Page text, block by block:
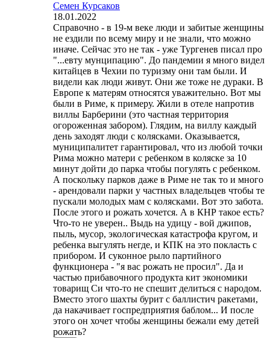
Семен Курсаков
18.01.2022
Справочно - в 19-м веке люди и забитые женщины
не ездили по всему миру и не знали, что можно
иначе. Сейчас это не так - уже Тургенев писал про
"...евту мунципацию". До пандемии я много видел
китайцев в Чехии по туризму они там были. И
видели как люди живут. Они же тоже не дураки. В
Европе к матерям относятся уважительно. Вот мы
были в Риме, к примеру. Жили в отеле напротив
виллы Барберини (это частная территория
огороженная забором). Глядим, на виллу каждый
день заходят люди с колясками. Оказывается,
муниципалитет гарантировал, что из любой точки
Рима можно матери с ребенком в коляске за 10
минут дойти до парка чтобы погулять с ребенком.
А поскольку парков даже в Риме не так то и много
- арендовали парки у частных владельцев чтобы те
пускали молодых мам с колясками. Вот это забота.
После этого и рожать хочется. А в КНР такое есть?
Что-то не уверен.. Выдь на удицу - вой джипов,
пыль, мусор, экологическая катастрофа кругом, и
ребенка выгулять негде, и КПК на это покласть с
прибором. И суконное рыло партийного
функционера - "я вас рожать не просил". Да и
частью прибавочного продукта кит экономики
товарищ Си что-то не спешит делиться с народом.
Вместо этого шахты бурит с баллистич ракетами,
да накачивает госпредприятия баблом... И после
этого он хочет чтобы женщины бежали ему детей
рожать?